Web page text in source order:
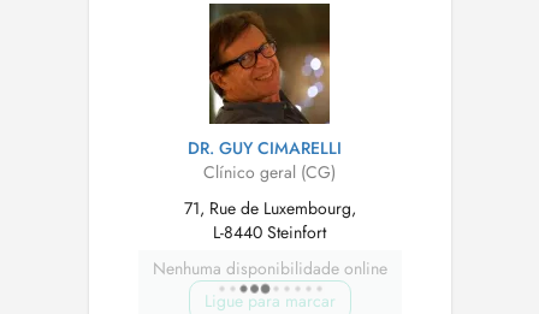
DR. GUY CIMARELLI
Clínico geral (CG)
71, Rue de Luxembourg,
L-8440 Steinfort
Nenhuma disponibilidade online
Ligue para marcar